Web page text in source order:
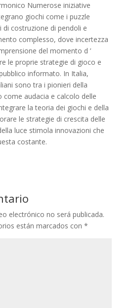
Numerose iniziative
giochi come i puzzle
costruzione di pendoli e
complesso, dove incertezza
del momento d ’
le proprie strategie di gioco e
informato. In Italia,
sono tra i pionieri della
audacia e calcolo delle
la teoria dei giochi e della
le strategie di crescita delle
luce stimola innovazioni che
costante.
electrónico no será publicada.
están marcados con *